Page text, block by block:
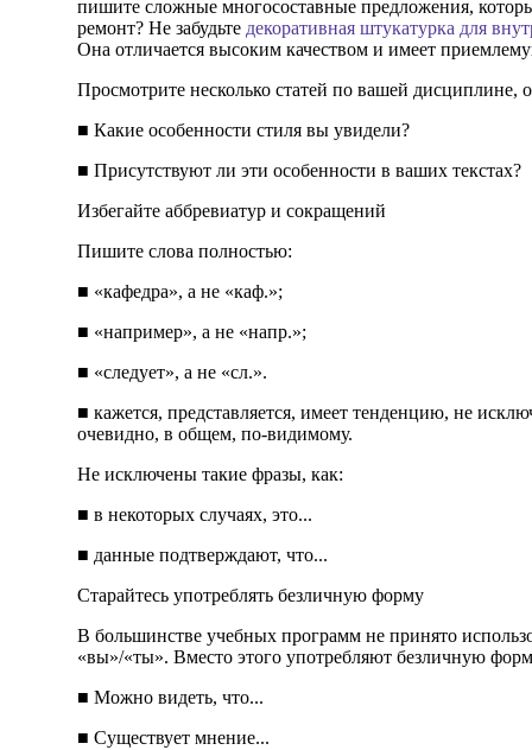
пишите сложные многосоставные предложения,
ремонт? Не забудьте декоративная штукатурка для
Она отличается высоким качеством и имеет
Просмотрите несколько статей по вашей дисциплине,
■ Какие особенности стиля вы увидели?
■ Присутствуют ли эти особенности в ваших текстах?
Избегайте аббревиатур и сокращений
Пишите слова полностью:
■ «кафедра», а не «каф.»;
■ «например», а не «напр.»;
■ «следует», а не «сл.».
■ кажется, представляется, имеет тенденцию, не
очевидно, в общем, по-видимому.
Не исключены такие фразы, как:
■ в некоторых случаях, это...
■ данные подтверждают, что...
Старайтесь употреблять безличную форму
В большинстве учебных программ не принято
«вы»/«ты». Вместо этого употребляют безличную
■ Можно видеть, что...
■ Существует мнение...